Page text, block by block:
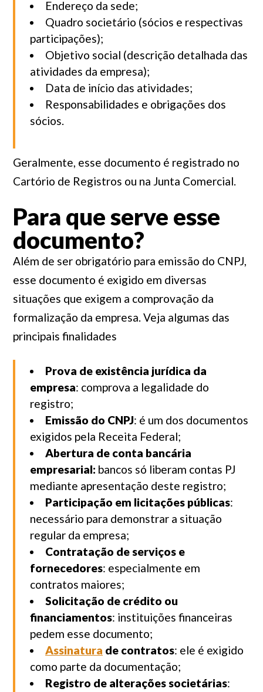
Endereço da sede;
Quadro societário (sócios e respectivas
participações);
Objetivo social (descrição detalhada das
atividades da empresa);
Data de início das atividades;
Responsabilidades e obrigações dos
sócios.
Geralmente, esse documento é registrado no
Cartório de Registros ou na Junta Comercial.
Para que serve esse
documento?
Além de ser obrigatório para emissão do CNPJ,
esse documento é exigido em diversas
situações que exigem a comprovação da
formalização da empresa. Veja algumas das
principais finalidades
Prova de existência jurídica da
empresa: comprova a legalidade do
registro;
Emissão do CNPJ: é um dos documentos
exigidos pela Receita Federal;
Abertura de conta bancária
empresarial: bancos só liberam contas PJ
mediante apresentação deste registro;
Participação em licitações públicas:
necessário para demonstrar a situação
regular da empresa;
Contratação de serviços e
fornecedores: especialmente em
contratos maiores;
Solicitação de crédito ou
financiamentos: instituições financeiras
pedem esse documento;
Assinatura de contratos: ele é exigido
como parte da documentação;
Registro de alterações societárias: